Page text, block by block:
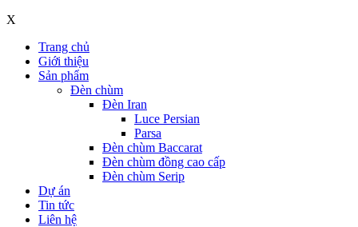
X
Trang chủ
Giới thiệu
Sản phẩm
Đèn chùm
Đèn Iran
Luce Persian
Parsa
Đèn chùm Baccarat
Đèn chùm đồng cao cấp
Đèn chùm Serip
Dự án
Tin tức
Liên hệ